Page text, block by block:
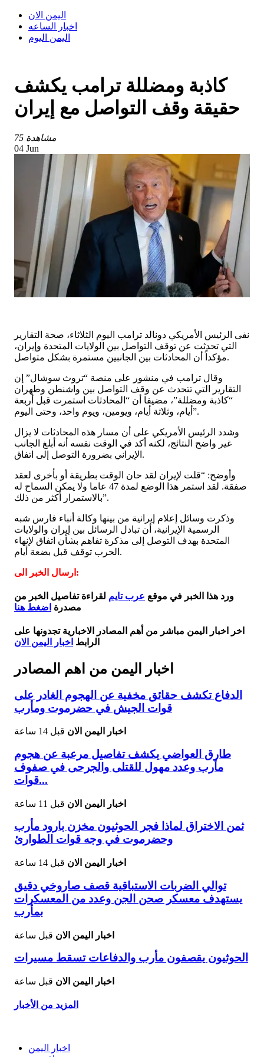
اليمن الان
اخبار الساعه
اليمن اليوم
كاذبة ومضللة ترامب يكشف
حقيقة وقف التواصل مع إيران
75 مشاهدة
04 Jun
نفى الرئيس الأمريكي دونالد ترامب اليوم الثلاثاء، صحة التقارير
التي تحدثت عن توقف التواصل بين الولايات المتحدة وإيران،
مؤكداً أن المحادثات بين الجانبين مستمرة بشكل متواصل.
وقال ترامب في منشور على منصة “تروث سوشال” إن
التقارير التي تتحدث عن وقف التواصل بين واشنطن وطهران
“كاذبة ومضللة”، مضيفا أن “المحادثات استمرت قبل أربعة
أيام، وثلاثة أيام، ويومين، ويوم واحد، وحتى اليوم”.
وشدد الرئيس الأمريكي على أن مسار هذه المحادثات لا يزال
غير واضح النتائج، لكنه أكد في الوقت نفسه أنه أبلغ الجانب
الإيراني بضرورة التوصل إلى اتفاق.
وأوضح: “قلت لإيران لقد حان الوقت بطريقة أو بأخرى لعقد
صفقة. لقد استمر هذا الوضع لمدة 47 عاما ولا يمكن السماح له
بالاستمرار أكثر من ذلك”.
وذكرت وسائل إعلام إيرانية من بينها وكالة أنباء فارس شبه
الرسمية الإيرانية، أن تبادل الرسائل بين إيران والولايات
المتحدة بهدف التوصل إلى مذكرة تفاهم بشأن اتفاق لإنهاء
الحرب توقف قبل بضعة أيام.
ارسال الخبر الى:
ورد هذا الخبر في موقع عرب تايم لقراءة تفاصيل الخبر من
مصدرة اضغط هنا
اخر اخبار اليمن مباشر من أهم المصادر الاخبارية تجدونها على
الرابط اخبار اليمن الان
اخبار اليمن من اهم المصادر
الدفاع تكشف حقائق مخفية عن الهجوم الغادر على
قوات الجيش في حضرموت ومأرب
اخبار اليمن الان قبل 14 ساعة
طارق العواضي يكشف تفاصيل مرعبة عن هجوم
مأرب وعدد مهول للقتلى والجرحى في صفوف
قوات...
اخبار اليمن الان قبل 11 ساعة
ثمن الاختراق لماذا فجر الحوثيون مخزن بارود مأرب
وحضرموت في وجه قوات الطوارئ
اخبار اليمن الان قبل 14 ساعة
توالي الضربات الاستباقية قصف صاروخي دقيق
يستهدف معسكر صحن الجن وعدد من المعسكرات
بمأرب
اخبار اليمن الان قبل ساعة
الحوثيون يقصفون مأرب والدفاعات تسقط مسيرات
اخبار اليمن الان قبل ساعة
المزيد من الأخبار
اخبار اليمن